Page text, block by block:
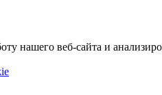
нашего веб-сайта и